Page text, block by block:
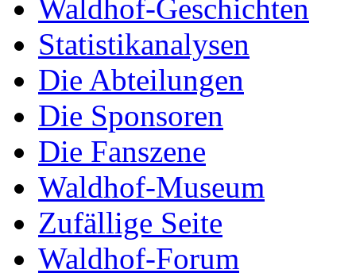
Waldhof-Geschichten
Statistikanalysen
Die Abteilungen
Die Sponsoren
Die Fanszene
Waldhof-Museum
Zufällige Seite
Waldhof-Forum